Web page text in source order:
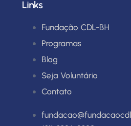
Links
Fundação CDL-BH
Programas
Blog
Seja Voluntário
Contato